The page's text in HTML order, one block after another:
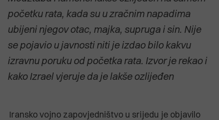
početku rata, kada su u zračnim napadima
ubijeni njegov otac, majka, supruga i sin. Nije
se pojavio u javnosti niti je izdao bilo kakvu
izravnu poruku od početka rata. Izvor je rekao i
kako Izrael vjeruje da je lakše ozlijeđen
Iransko vojno zapovjedništvo u srijedu je objavilo